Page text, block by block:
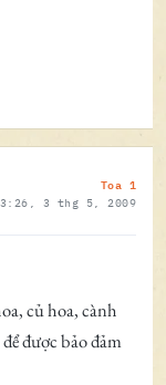
Toa 1
3 thg 5, 2009
củ hoa, cành
được bảo đảm